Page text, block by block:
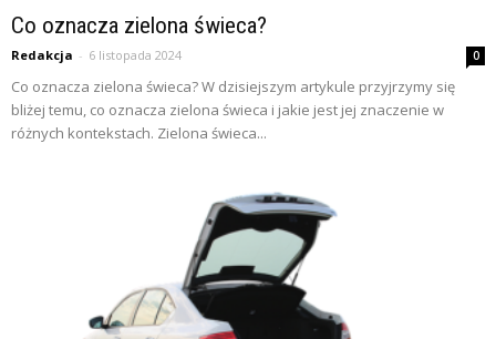
Co oznacza zielona świeca?
Redakcja - 6 listopada 2024 0
Co oznacza zielona świeca? W dzisiejszym artykule przyjrzymy się
bliżej temu, co oznacza zielona świeca i jakie jest jej znaczenie w
różnych kontekstach. Zielona świeca...